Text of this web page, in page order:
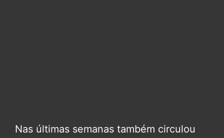
Nas últimas semanas também circulou